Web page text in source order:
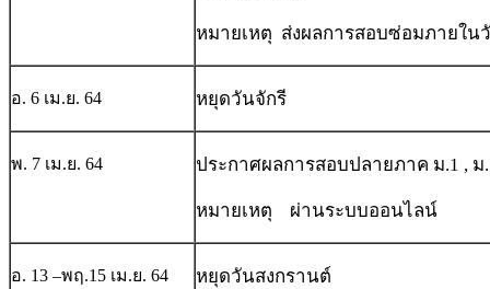
หมายเหตุ ส่งผลการสอบซ่อมภายใน
อ. 6 เม.ย. 64 หยุดวันจักรี
พ. 7 เม.ย. 64 ประกาศผลการสอบปลายภาค ม.1 , ม.
หมายเหตุ ผ่านระบบออนไลน์
อ. 13 –พฤ.15 เม.ย. 64 หยุดวันสงกรานต์